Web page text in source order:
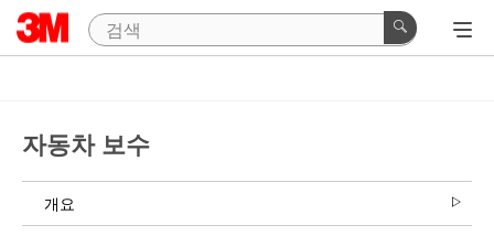
자동차 보수
개요